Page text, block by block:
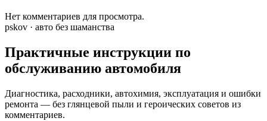
Нет комментариев для просмотра.
pskov · авто без шаманства
Практичные инструкции по
обслуживанию автомобиля
Диагностика, расходники, автохимия, эксплуатация и ошибки
ремонта — без глянцевой пыли и героических советов из
комментариев.